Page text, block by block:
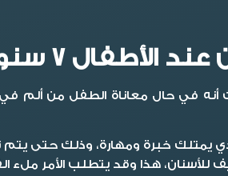
7 سنوات؟
أنه في حال معاناة الطفل من ألم في
يمتلك خبرة ومهارة، وذلك حتى
هذا وقد يتطلب الأمر ملء